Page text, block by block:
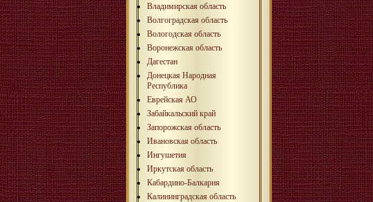
Владимирская область
Волгоградская область
Вологодская область
Воронежская область
Дагестан
Донецкая Народная
Республика
Еврейская АО
Забайкальский край
Запорожская область
Ивановская область
Ингушетия
Иркутская область
Кабардино-Балкария
Калининградская область